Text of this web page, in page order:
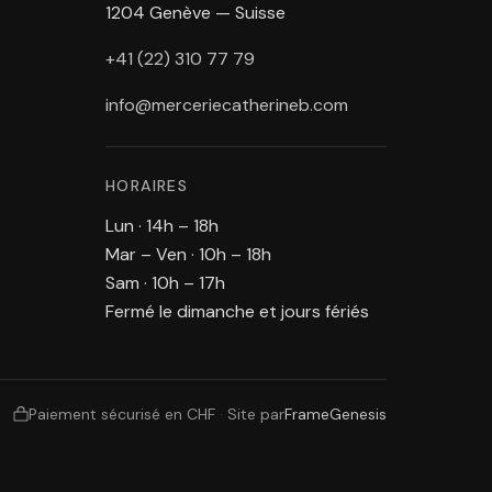
1204 Genève — Suisse
+41 (22) 310 77 79
info@merceriecatherineb.com
HORAIRES
Lun · 14h – 18h
Mar – Ven · 10h – 18h
Sam · 10h – 17h
Fermé le dimanche et jours fériés
Paiement sécurisé en CHF · Site parFrameGenesis